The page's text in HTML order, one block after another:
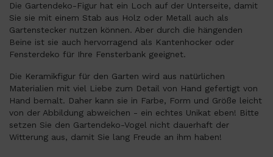
Die Gartendeko-Figur hat ein Loch auf der Unterseite, damit
Sie sie mit einem Stab aus Holz oder Metall auch als
Gartenstecker nutzen können. Aber durch die hängenden
Beine ist sie auch hervorragend als Kantenhocker oder
Fensterdeko für Ihre Fensterbank geeignet.
Die Keramikfigur für den Garten wird aus natürlichen
Materialien mit viel Liebe zum Detail von Hand gefertigt von
Hand bemalt. Daher kann sie in Farbe, Form und Größe leicht
von der Abbildung abweichen - ein echtes Unikat eben! Bitte
setzen Sie den Gartendeko-Vogel nicht dauerhaft der
Witterung aus, damit Sie lang Freude an ihm haben!